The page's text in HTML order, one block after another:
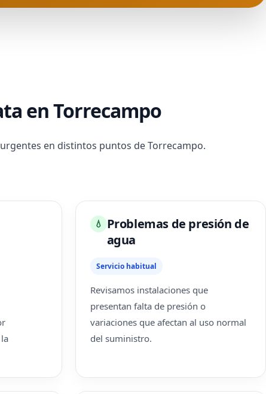
en Torrecampo
en distintos puntos de Torrecampo.
💧 Problemas de presión de
agua
Servicio habitual
Revisamos instalaciones que
presentan falta de presión o
variaciones que afectan al uso normal
del suministro.